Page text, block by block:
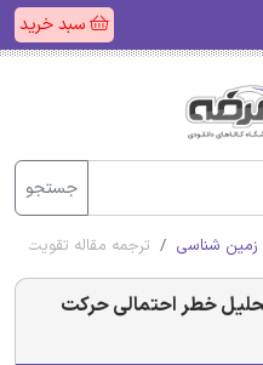
سبد خرید
جستجو
زمین شناسی ترجمه مقاله تقویت
خطر احتمالی حرکت